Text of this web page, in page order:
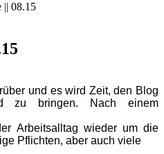
|| 08.15
und es wird Zeit, den Blog
zu bringen. Nach einem
Arbeitsalltag wieder um die
Pflichten, aber auch viele